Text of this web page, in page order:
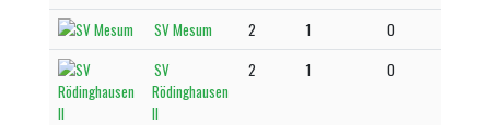
SV Mesum 2 1
0
SV
Rödinghausen
II
2 1 0